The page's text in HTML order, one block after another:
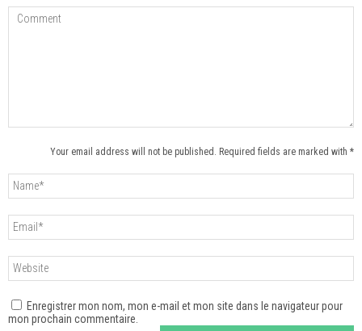
Your email address will not be published. Required fields are marked with *
Enregistrer mon nom, mon e-mail et mon site dans le navigateur pour
mon prochain commentaire.